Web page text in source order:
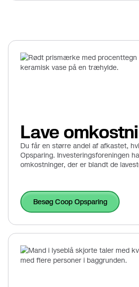
Lave
Du får en større andel af afkastet,
Opsparing. Investeringsforeningen
omkostninger, der er blandt de
Besøg Coop Opsparing